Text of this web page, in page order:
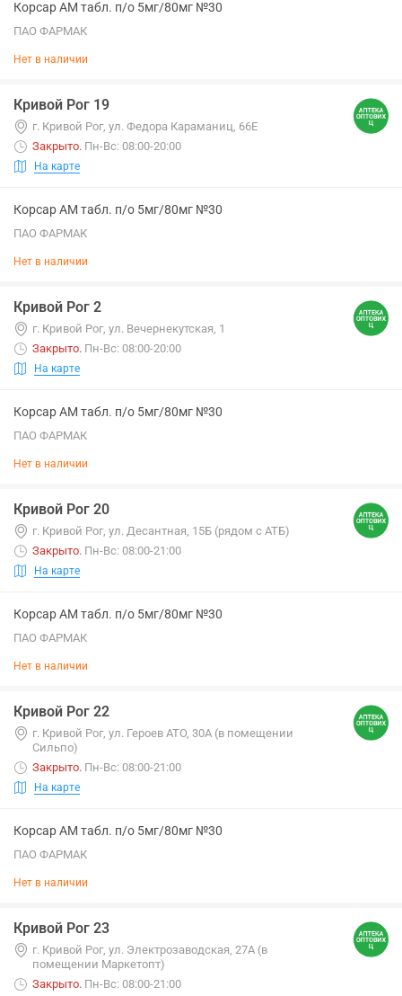
Корсар АМ табл. п/о 5мг/80мг №30
ПАО ФАРМАК
Нет в наличии
Кривой Рог 19
г. Кривой Рог, ул. Федора Караманиц, 66Е
Закрыто. Пн-Вс: 08:00-20:00
На карте
Корсар АМ табл. п/о 5мг/80мг №30
ПАО ФАРМАК
Нет в наличии
Кривой Рог 2
г. Кривой Рог, ул. Вечернекутская, 1
Закрыто. Пн-Вс: 08:00-20:00
На карте
Корсар АМ табл. п/о 5мг/80мг №30
ПАО ФАРМАК
Нет в наличии
Кривой Рог 20
г. Кривой Рог, ул. Десантная, 15Б (рядом с АТБ)
Закрыто. Пн-Вс: 08:00-21:00
На карте
Корсар АМ табл. п/о 5мг/80мг №30
ПАО ФАРМАК
Нет в наличии
Кривой Рог 22
г. Кривой Рог, ул. Героев АТО, 30А (в помещении
Сильпо)
Закрыто. Пн-Вс: 08:00-21:00
На карте
Корсар АМ табл. п/о 5мг/80мг №30
ПАО ФАРМАК
Нет в наличии
Кривой Рог 23
г. Кривой Рог, ул. Электрозаводская, 27А (в
помещении Маркетопт)
Закрыто. Пн-Вс: 08:00-21:00